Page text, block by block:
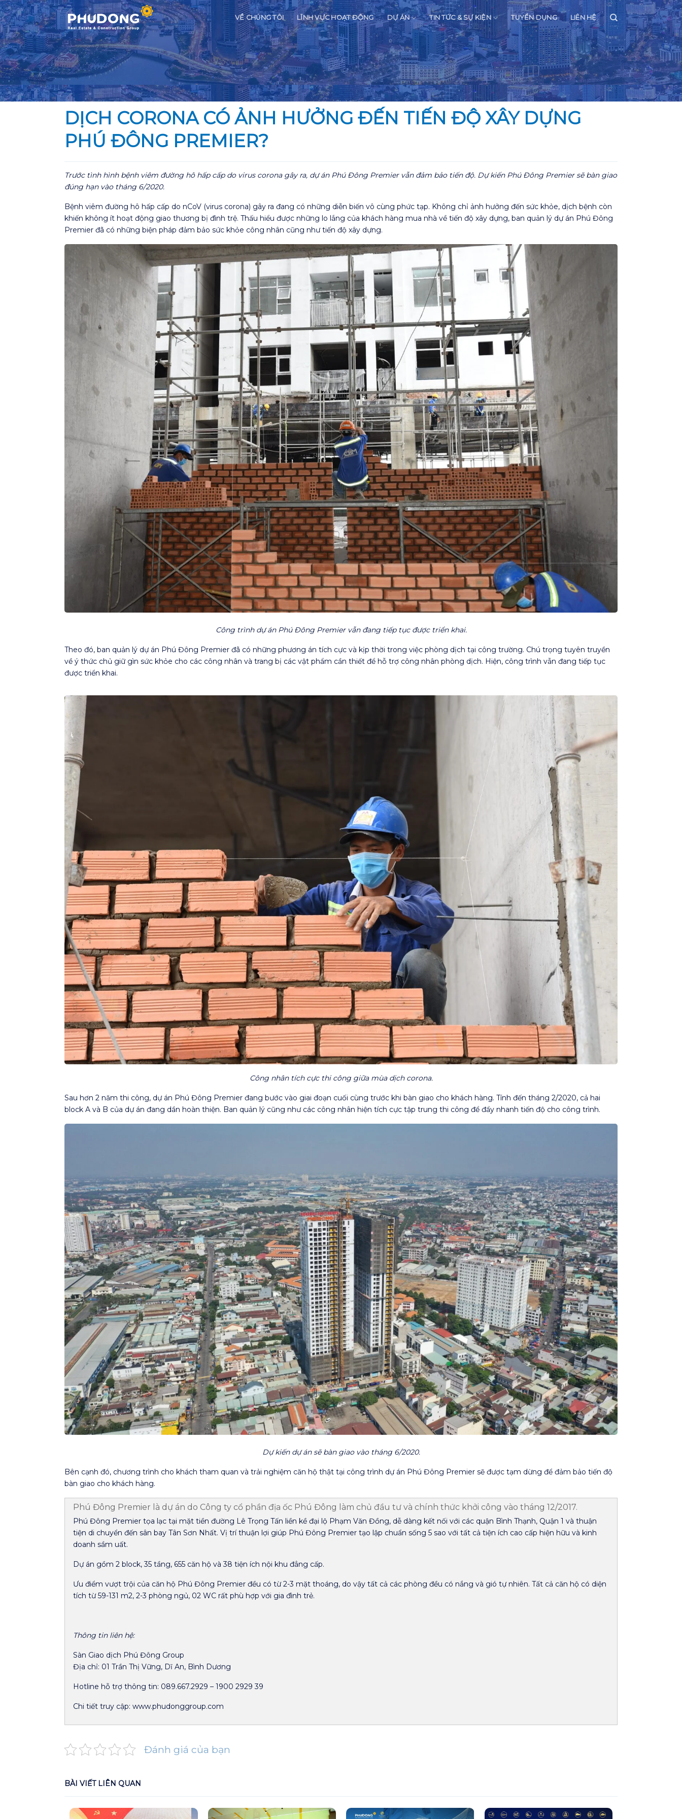
Skip
to
content
VỀ CHÚNG TÔI LĨNH VỰC HOẠT ĐỘNG DỰ ÁN TIN TỨC & SỰ KIỆN TUYỂN DỤNG LIÊN HỆ
DỊCH CORONA CÓ ẢNH HƯỞNG ĐẾN TIẾN ĐỘ XÂY DỰNG
PHÚ ĐÔNG PREMIER?
Trước tình hình bệnh viêm đường hô hấp cấp do virus corona gây ra, dự án Phú Đông Premier vẫn đảm bảo tiến độ. Dự kiến Phú Đông Premier sẽ bàn giao
đúng hạn vào tháng 6/2020.
Bệnh viêm đường hô hấp cấp do nCoV (virus corona) gây ra đang có những diễn biến vô cùng phức tạp. Không chỉ ảnh hưởng đến sức khỏe, dịch bệnh còn
khiến không ít hoạt động giao thương bị đình trệ. Thấu hiểu được những lo lắng của khách hàng mua nhà về tiến độ xây dựng, ban quản lý dự án Phú Đông
Premier đã có những biện pháp đảm bảo sức khỏe công nhân cũng như tiến độ xây dựng.
Công trình dự án Phú Đông Premier vẫn đang tiếp tục được triển khai.
Theo đó, ban quản lý dự án Phú Đông Premier đã có những phương án tích cực và kịp thời trong việc phòng dịch tại công trường. Chú trọng tuyên truyền
về ý thức chủ giữ gìn sức khỏe cho các công nhân và trang bị các vật phẩm cần thiết để hỗ trợ công nhân phòng dịch. Hiện, công trình vẫn đang tiếp tục
được triển khai.
Công nhân tích cực thi công giữa mùa dịch corona.
Sau hơn 2 năm thi công, dự án Phú Đông Premier đang bước vào giai đoạn cuối cùng trước khi bàn giao cho khách hàng. Tính đến tháng 2/2020, cả hai
block A và B của dự án đang dần hoàn thiện. Ban quản lý cũng như các công nhân hiện tích cực tập trung thi công để đẩy nhanh tiến độ cho công trình.
Dự kiến dự án sẽ bàn giao vào tháng 6/2020.
Bên cạnh đó, chương trình cho khách tham quan và trải nghiệm căn hộ thật tại công trình dự án Phú Đông Premier sẽ được tạm dừng để đảm bảo tiến độ
bàn giao cho khách hàng.
Phú Đông Premier là dự án do Công ty cổ phần địa ốc Phú Đông làm chủ đầu tư và chính thức khởi công vào tháng 12/2017.
Phú Đông Premier tọa lạc tại mặt tiền đường Lê Trọng Tấn liền kề đại lộ Phạm Văn Đồng, dễ dàng kết nối với các quận Bình Thạnh, Quận 1 và thuận
tiện di chuyển đến sân bay Tân Sơn Nhất. Vị trí thuận lợi giúp Phú Đông Premier tạo lập chuẩn sống 5 sao với tất cả tiện ích cao cấp hiện hữu và kinh
doanh sầm uất.
Dự án gồm 2 block, 35 tầng, 655 căn hộ và 38 tiện ích nội khu đẳng cấp.
Ưu điểm vượt trội của căn hộ Phú Đông Premier đều có từ 2-3 mặt thoáng, do vậy tất cả các phòng đều có nắng và gió tự nhiên. Tất cả căn hộ có diện
tích từ 59-131 m2, 2-3 phòng ngủ, 02 WC rất phù hợp với gia đình trẻ.
Thông tin liên hệ:
Sàn Giao dịch Phú Đông Group
Địa chỉ: 01 Trần Thị Vững, Dĩ An, Bình Dương
Hotline hỗ trợ thông tin: 089.667.2929 – 1900 2929 39
Chi tiết truy cập: www.phudonggroup.com
Đánh giá của bạn
BÀI VIẾT LIÊN QUAN